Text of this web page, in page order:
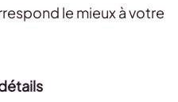
le mieux à votre